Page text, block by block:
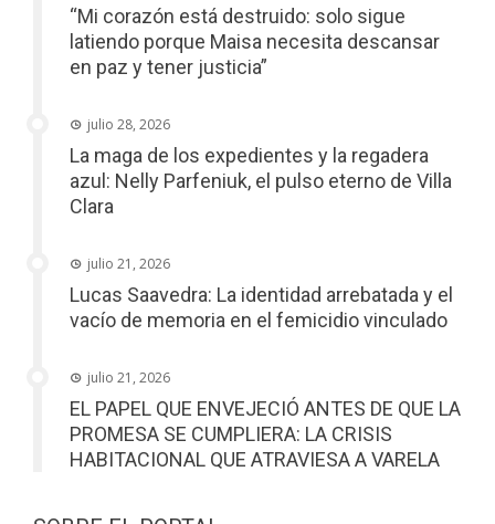
“Mi corazón está destruido: solo sigue
latiendo porque Maisa necesita descansar
en paz y tener justicia”
julio 28, 2026
La maga de los expedientes y la regadera
azul: Nelly Parfeniuk, el pulso eterno de Villa
Clara
julio 21, 2026
Lucas Saavedra: La identidad arrebatada y el
vacío de memoria en el femicidio vinculado
julio 21, 2026
EL PAPEL QUE ENVEJECIÓ ANTES DE QUE LA
PROMESA SE CUMPLIERA: LA CRISIS
HABITACIONAL QUE ATRAVIESA A VARELA